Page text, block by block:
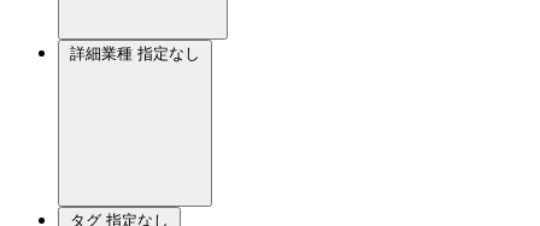
詳細業種 指定なし
タグ 指定なし